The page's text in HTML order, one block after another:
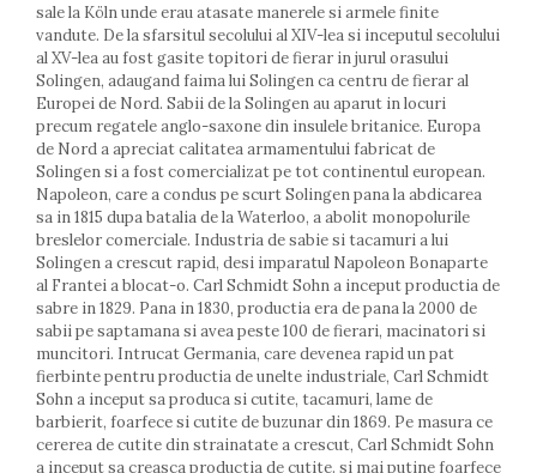
Farfurii
Scurgatoare vase
Seturi de tacamuri
Suporturi pentru tacamuri
Cani
Cesti
Pahare
Scrumiere
Seturi vesela
Suporturi farfurii
Suporturi pahare, cesti, cani
Untiere
Ustensile cofetarie si patiserie
Ramekin
Tavi si forme prajituri
Aparate prajituri
sale la Köln unde erau atasate manerele si armele finite
vandute. De la sfarsitul secolului al XIV-lea si inceputul secolului
al XV-lea au fost gasite topitori de fierar in jurul orasului
Solingen, adaugand faima lui Solingen ca centru de fierar al
Europei de Nord. Sabii de la Solingen au aparut in locuri
precum regatele anglo-saxone din insulele britanice. Europa
de Nord a apreciat calitatea armamentului fabricat de
Solingen si a fost comercializat pe tot continentul european.
Napoleon, care a condus pe scurt Solingen pana la abdicarea
sa in 1815 dupa batalia de la Waterloo, a abolit monopolurile
breslelor comerciale. Industria de sabie si tacamuri a lui
Solingen a crescut rapid, desi imparatul Napoleon Bonaparte
al Frantei a blocat-o. Carl Schmidt Sohn a inceput productia de
sabre in 1829. Pana in 1830, productia era de pana la 2000 de
sabii pe saptamana si avea peste 100 de fierari, macinatori si
muncitori. Intrucat Germania, care devenea rapid un pat
fierbinte pentru productia de unelte industriale, Carl Schmidt
Sohn a inceput sa produca si cutite, tacamuri, lame de
barbierit, foarfece si cutite de buzunar din 1869. Pe masura ce
cererea de cutite din strainatate a crescut, Carl Schmidt Sohn
a inceput sa creasca productia de cutite. si mai putine foarfece